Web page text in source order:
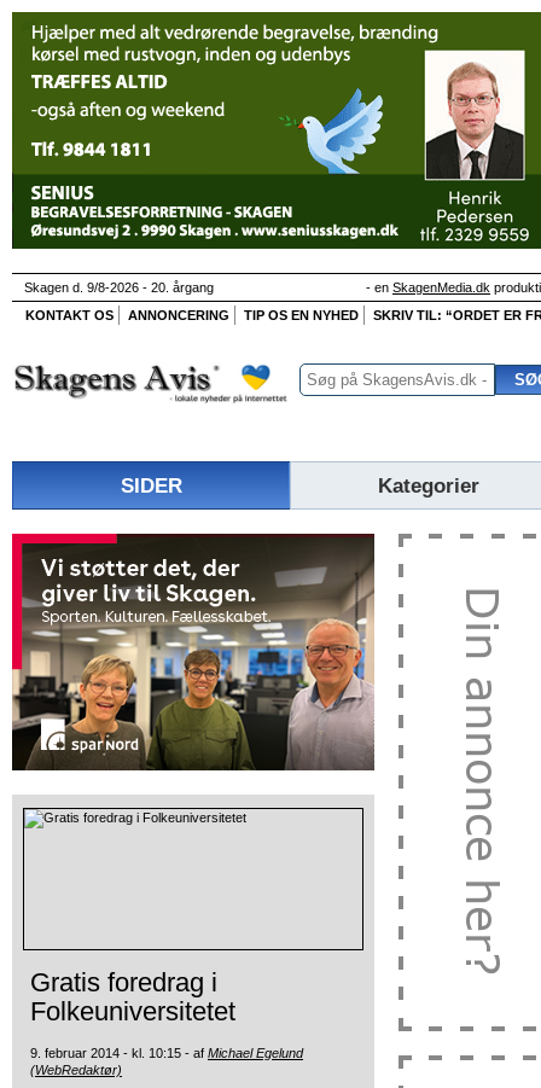
Skagen d. 9/8-2026 - 20. årgang - en SkagenMedia.dk
KONTAKT OS
ANNONCERING TIP OS EN NYHED SKRIV TIL: “ORDET ER
SIDER Kategorier
Gratis foredrag i
Folkeuniversitetet
9. februar 2014 - kl. 10:15 - af Michael Egelund
(WebRedaktør)